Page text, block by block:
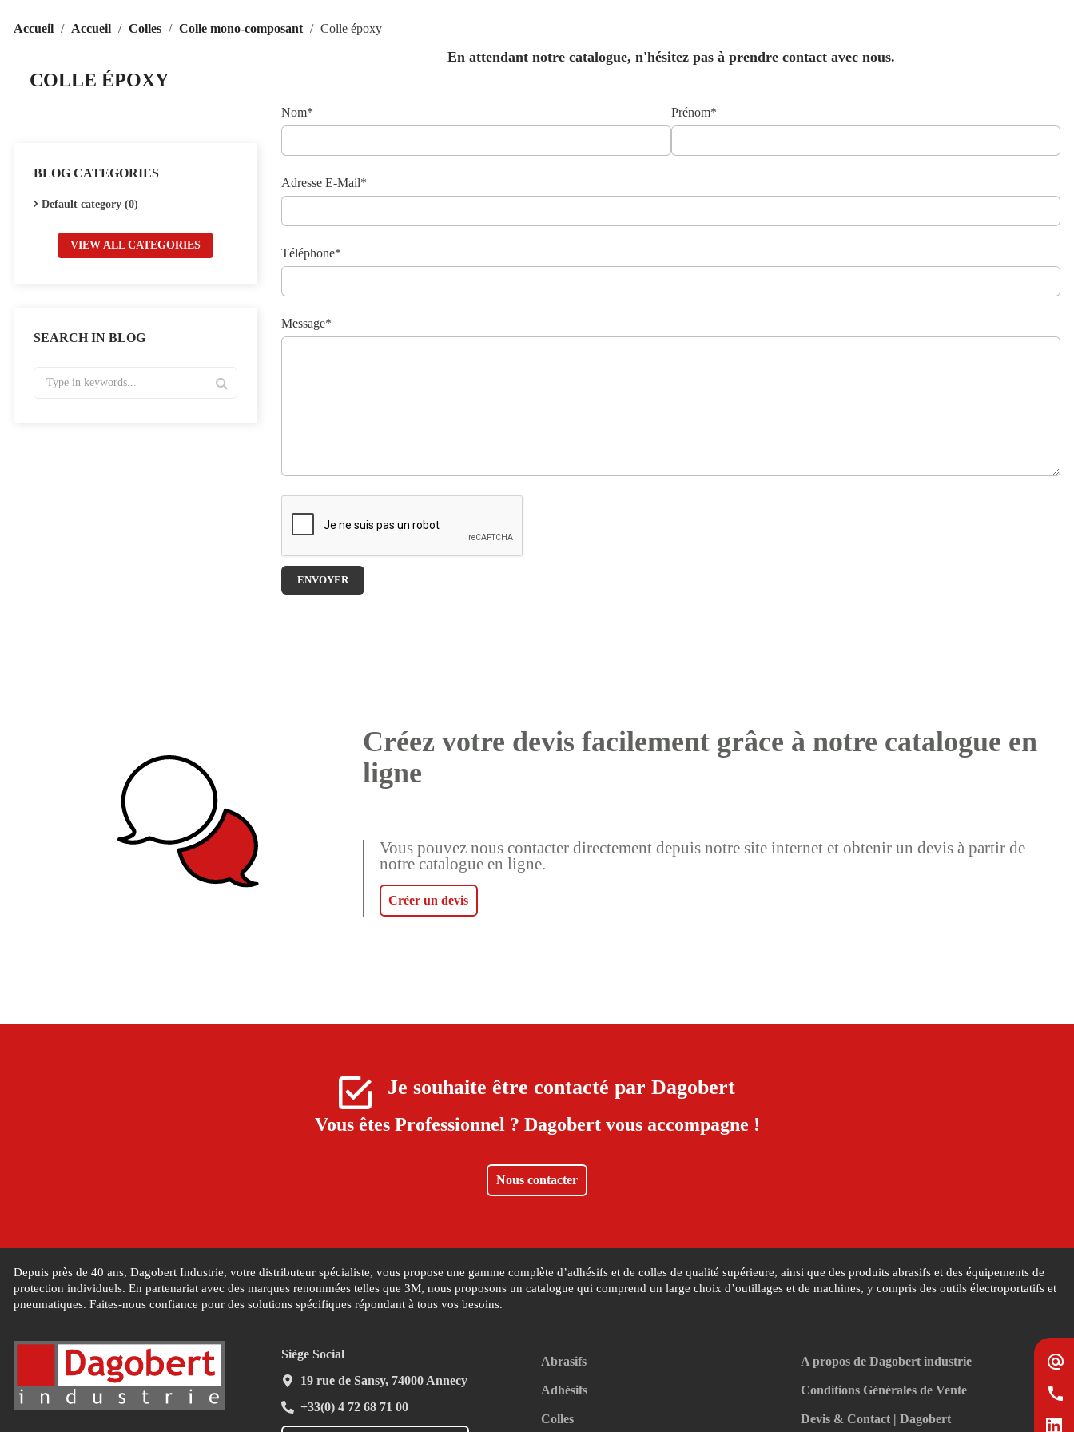
alternate_email
call
Accueil Accueil Colles Colle mono-composant Colle époxy
COLLE ÉPOXY
BLOG CATEGORIES
Default category (0)
VIEW ALL CATEGORIES
SEARCH IN BLOG
En attendant notre catalogue, n'hésitez pas à prendre contact avec nous.
Nom* Prénom*
Adresse E-Mail*
Téléphone*
Message*
Créez votre devis facilement grâce à notre catalogue en
ligne
Vous pouvez nous contacter directement depuis notre site internet et obtenir un devis à partir de
notre catalogue en ligne.
Créer un devis
Je souhaite être contacté parDagobert
Vous êtes Professionnel ? Dagobert vous accompagne !
Nous contacter
Depuis près de 40 ans, Dagobert Industrie, votre distributeur spécialiste, vous propose une gamme complète d’adhésifs et de colles de qualité supérieure, ainsi que des produits abrasifs et des équipements de
protection individuels. En partenariat avec des marques renommées telles que 3M, nous proposons un catalogue qui comprend un large choix d’outillages et de machines, y compris des outils électroportatifs et
pneumatiques. Faites-nous confiance pour des solutions spécifiques répondant à tous vos besoins.
Siège Social
19 rue de Sansy, 74000 Annecy
+33(0) 4 72 68 71 00
Abrasifs
Adhésifs
Colles
A propos de Dagobert industrie
Conditions Générales de Vente
Devis & Contact | Dagobert